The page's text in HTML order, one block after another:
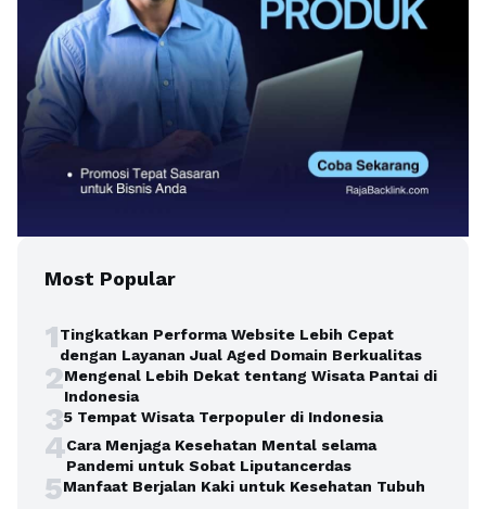
Most Popular
1Tingkatkan Performa Website Lebih Cepat
dengan Layanan Jual Aged Domain Berkualitas
2Mengenal Lebih Dekat tentang Wisata Pantai di
Indonesia
35 Tempat Wisata Terpopuler di Indonesia
4Cara Menjaga Kesehatan Mental selama
Pandemi untuk Sobat Liputancerdas
5Manfaat Berjalan Kaki untuk Kesehatan Tubuh